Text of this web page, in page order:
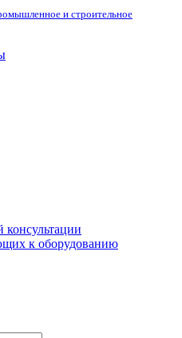
и строительное
консультации
к оборудованию